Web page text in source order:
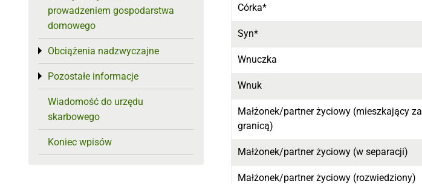
Córka*
Syn*
Wnuczka
Wnuk
Małżonek/partner życiowy (mieszkający za
granicą)
Małżonek/partner życiowy (w separacji)
Małżonek/partner życiowy (rozwiedziony)
prowadzeniem gospodarstwa
domowego
Obciążenia nadzwyczajne
Toggle menu
Pozostałe informacje
Toggle menu
Wiadomość do urzędu
skarbowego
Koniec wpisów